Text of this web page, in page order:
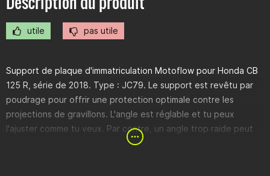
utile pas utile
Support de plaque d'immatriculation Motoflow pour Honda CB
125 R, série de 2018. Type : JC79. Le support est revêtu par
poudrage pour offrir une protection optimale contre les
projections de gravillons. L'angle est réglable et tu peux
l'ajuster comme tu veux. Par contre, un angle trop raide peut
te valoir des problèmes avec la police ou le contrôle